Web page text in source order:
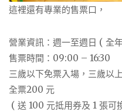
這裡還有專業的售票口，
營業資訊：週一至週日 ( 全
售票時間：09:00 – 16:30
三歲以下免票入場，三歲以
全票200 元
( 送 100 元抵用券及 1 張